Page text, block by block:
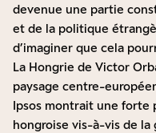
devenue une partie
et de la politique
d’imaginer que cela
La Hongrie de Victor
paysage centre-
Ipsos montrait une forte
hongroise vis-à-vis de la